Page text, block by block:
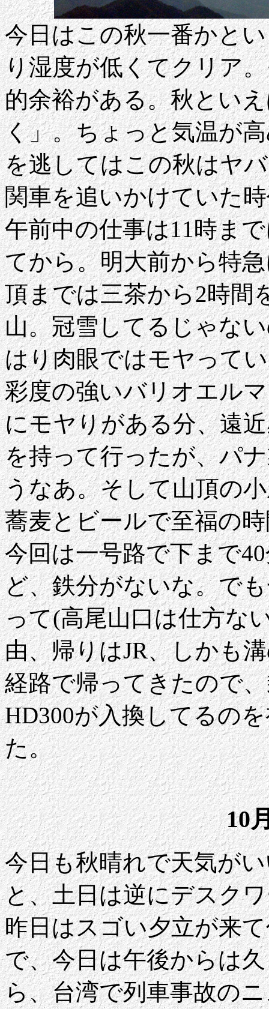
今日はこの秋一番かと
り湿度が低くてクリア
的余裕がある。秋とい
く」。ちょっと気温が
を逃してはこの秋はヤ
関車を追いかけていた
午前中の仕事は11時ま
てから。明大前から特
頂までは三茶から2時間
山。冠雪してるじゃな
はり肉眼ではモヤって
彩度の強いバリオエル
にモヤりがある分、遠
を持って行ったが、パ
うなあ。そして山頂の
蕎麦とビールで至福の
今回は一号路で下まで
ど、鉄分がないな。で
って(高尾山口は仕方な
由、帰りはJR、しかも
経路で帰ってきたので
HD300が入換してるの
た。
10
今日も秋晴れで天気が
と、土日は逆にデスク
昨日はスゴい夕立が来
で、今日は午後からは
ら、台湾で列車事故の